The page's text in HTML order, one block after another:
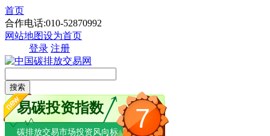
首页
合作电话:010-52870992
网站地图设为首页
登录 注册
搜索
7
易碳投资指数
碳排放交易市场投资风向标